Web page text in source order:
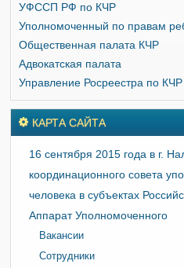
УФССП РФ по КЧР
Уполномоченный по правам
Общественная палата КЧР
Адвокатская палата
Управление Росреестра по КЧР
КАРТА САЙТА
16 сентября 2015 года в г.
координационного совета
человека в субъектах
Аппарат Уполномоченного
Вакансии
Сотрудники